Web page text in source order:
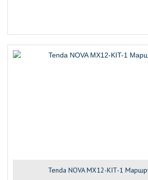
Tenda NOVA MX12-KIT-1